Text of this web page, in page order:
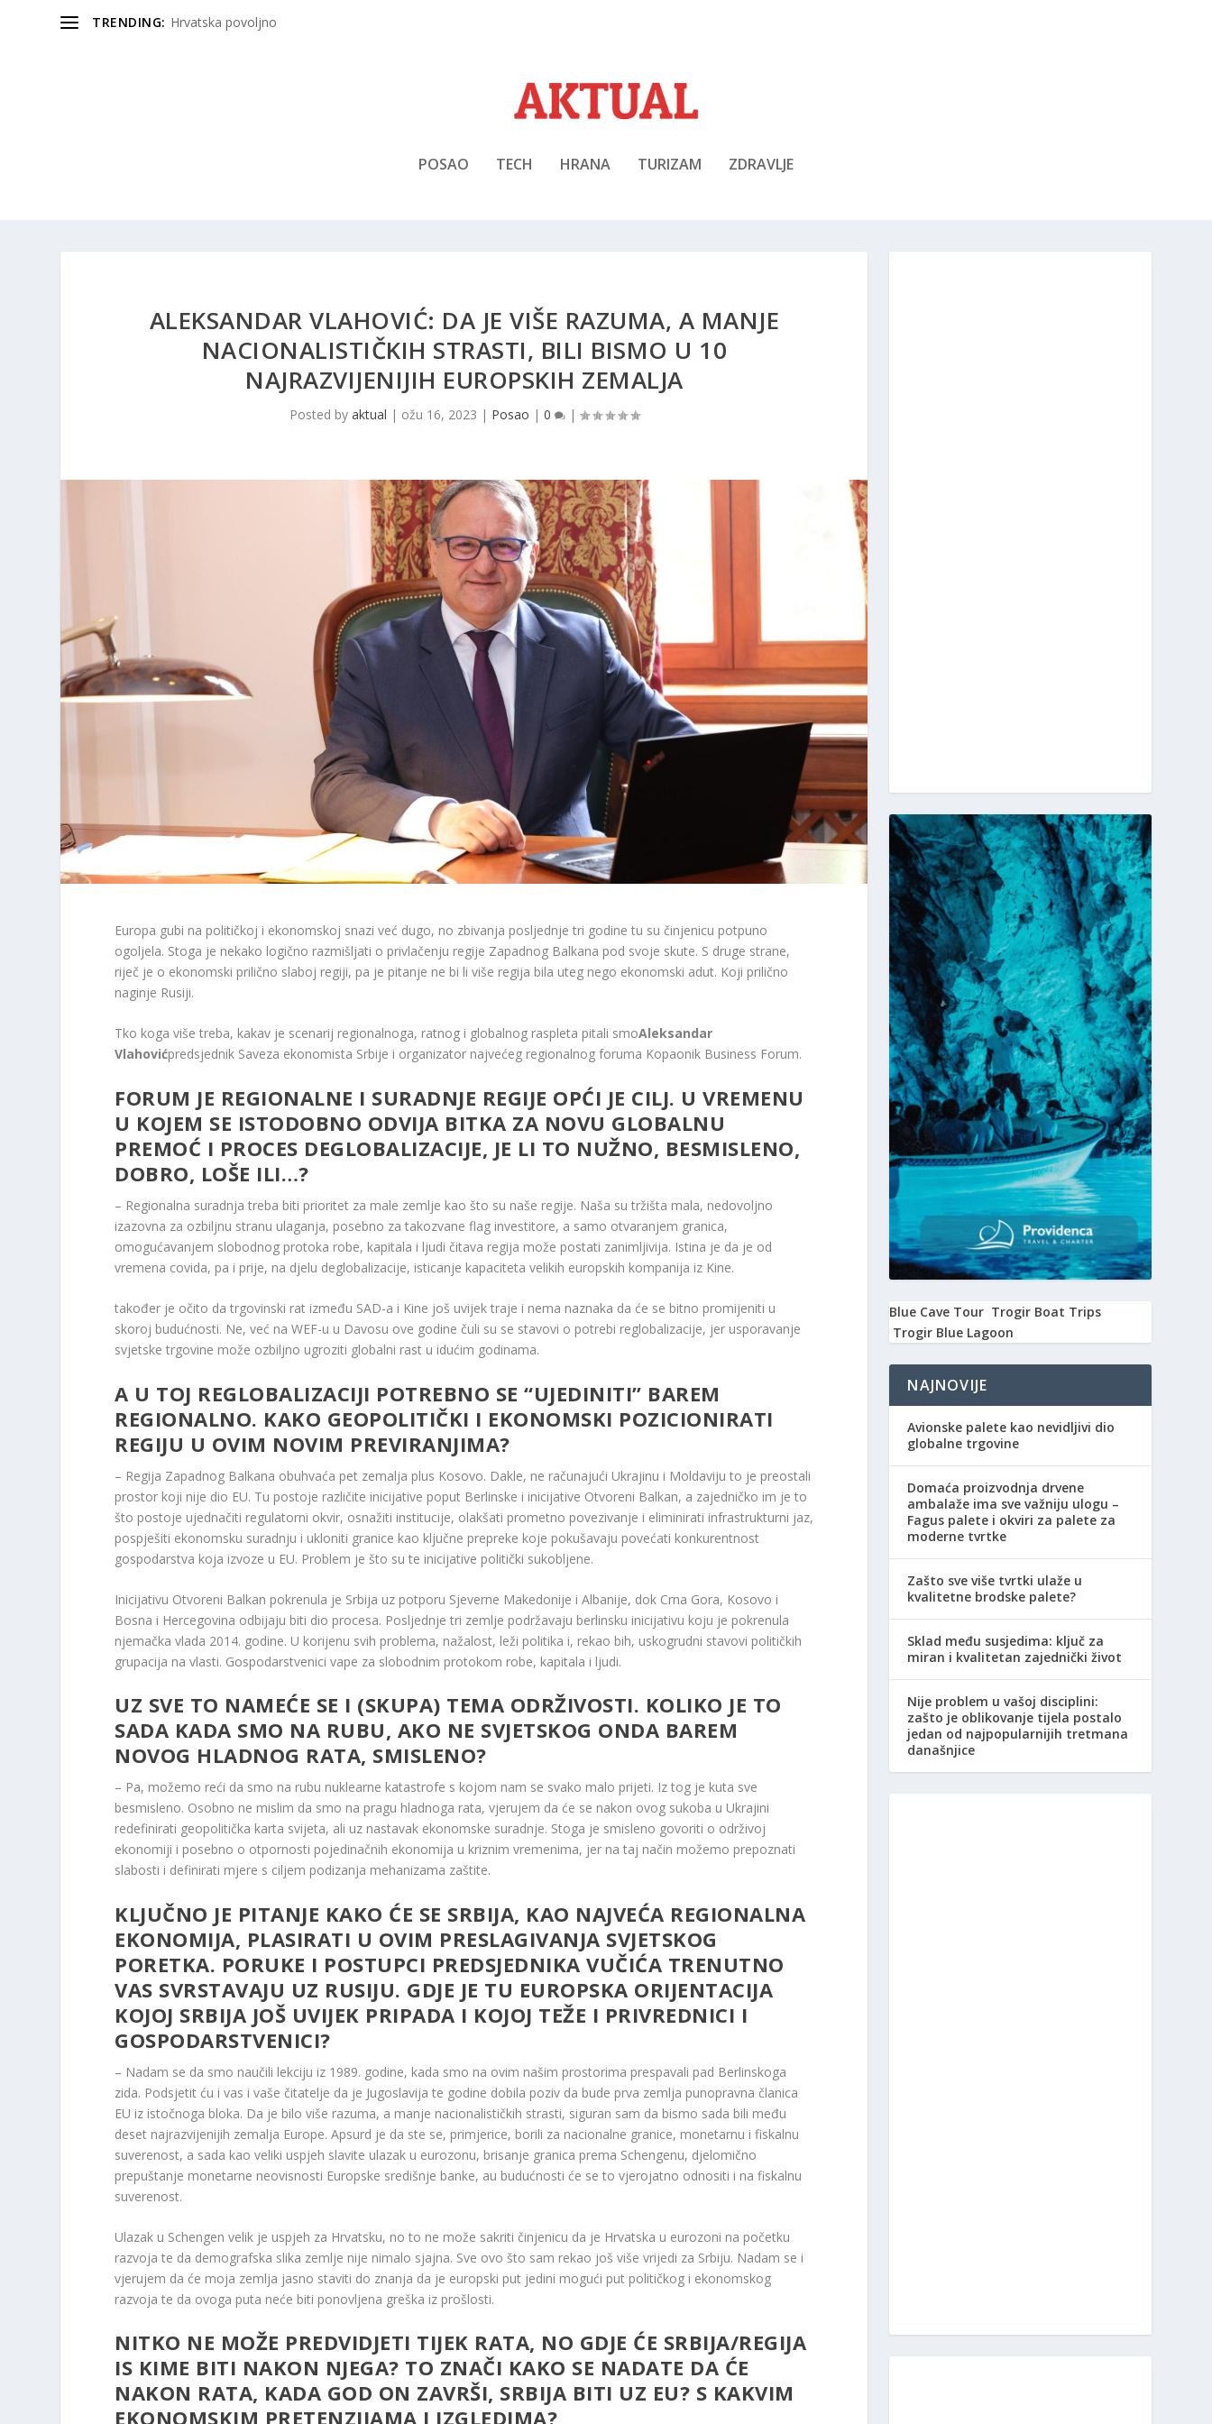
TRENDING: Hrvatska povoljno
POSAO TECH HRANA TURIZAM ZDRAVLJE
ALEKSANDAR VLAHOVIĆ: DA JE VIŠE RAZUMA, A MANJE
NACIONALISTIČKIH STRASTI, BILI BISMO U 10
NAJRAZVIJENIJIH EUROPSKIH ZEMALJA
Posted by aktual | ožu 16, 2023 | Posao | 0 |
Europa gubi na političkoj i ekonomskoj snazi ​​već dugo, no zbivanja posljednje tri godine tu su činjenicu potpuno
ogoljela. Stoga je nekako logično razmišljati o privlačenju regije Zapadnog Balkana pod svoje skute. S druge strane,
riječ je o ekonomski prilično slaboj regiji, pa je pitanje ne bi li više regija bila uteg nego ekonomski adut. Koji prilično
naginje Rusiji.
Tko koga više treba, kakav je scenarij regionalnoga, ratnog i globalnog raspleta pitali smoAleksandar
Vlahovićpredsjednik Saveza ekonomista Srbije i organizator najvećeg regionalnog foruma Kopaonik Business Forum.
FORUM JE REGIONALNE I SURADNJE REGIJE OPĆI JE CILJ. U VREMENU
U KOJEM SE ISTODOBNO ODVIJA BITKA ZA NOVU GLOBALNU
PREMOĆ I PROCES DEGLOBALIZACIJE, JE LI TO NUŽNO, BESMISLENO,
DOBRO, LOŠE ILI…?
– Regionalna suradnja treba biti prioritet za male zemlje kao što su naše regije. Naša su tržišta mala, nedovoljno
izazovna za ozbiljnu stranu ulaganja, posebno za takozvane flag investitore, a samo otvaranjem granica,
omogućavanjem slobodnog protoka robe, kapitala i ljudi čitava regija može postati zanimljivija. Istina je da je od
vremena covida, pa i prije, na djelu deglobalizacije, isticanje kapaciteta velikih europskih kompanija iz Kine.
također je očito da trgovinski rat između SAD-a i Kine još uvijek traje i nema naznaka da će se bitno promijeniti u
skoroj budućnosti. Ne, već na WEF-u u Davosu ove godine čuli su se stavovi o potrebi reglobalizacije, jer usporavanje
svjetske trgovine može ozbiljno ugroziti globalni rast u idućim godinama.
A U TOJ REGLOBALIZACIJI POTREBNO SE “UJEDINITI” BAREM
REGIONALNO. KAKO GEOPOLITIČKI I EKONOMSKI POZICIONIRATI
REGIJU U OVIM NOVIM PREVIRANJIMA?
– Regija Zapadnog Balkana obuhvaća pet zemalja plus Kosovo. Dakle, ne računajući Ukrajinu i Moldaviju to je preostali
prostor koji nije dio EU. Tu postoje različite inicijative poput Berlinske i inicijative Otvoreni Balkan, a zajedničko im je to
što postoje ujednačiti regulatorni okvir, osnažiti institucije, olakšati prometno povezivanje i eliminirati infrastrukturni jaz,
pospješiti ekonomsku suradnju i ukloniti granice kao ključne prepreke koje pokušavaju povećati konkurentnost
gospodarstva koja izvoze u EU. Problem je što su te inicijative politički sukobljene.
Inicijativu Otvoreni Balkan pokrenula je Srbija uz potporu Sjeverne Makedonije i Albanije, dok Crna Gora, Kosovo i
Bosna i Hercegovina odbijaju biti dio procesa. Posljednje tri zemlje podržavaju berlinsku inicijativu koju je pokrenula
njemačka vlada 2014. godine. U korijenu svih problema, nažalost, leži politika i, rekao bih, uskogrudni stavovi političkih
grupacija na vlasti. Gospodarstvenici vape za slobodnim protokom robe, kapitala i ljudi.
UZ SVE TO NAMEĆE SE I (SKUPA) TEMA ODRŽIVOSTI. KOLIKO JE TO
SADA KADA SMO NA RUBU, AKO NE SVJETSKOG ONDA BAREM
NOVOG HLADNOG RATA, SMISLENO?
– Pa, možemo reći da smo na rubu nuklearne katastrofe s kojom nam se svako malo prijeti. Iz tog je kuta sve
besmisleno. Osobno ne mislim da smo na pragu hladnoga rata, vjerujem da će se nakon ovog sukoba u Ukrajini
redefinirati geopolitička karta svijeta, ali uz nastavak ekonomske suradnje. Stoga je smisleno govoriti o održivoj
ekonomiji i posebno o otpornosti pojedinačnih ekonomija u kriznim vremenima, jer na taj način možemo prepoznati
slabosti i definirati mjere s ciljem podizanja mehanizama zaštite.
KLJUČNO JE PITANJE KAKO ĆE SE SRBIJA, KAO NAJVEĆA REGIONALNA
EKONOMIJA, PLASIRATI U OVIM PRESLAGIVANJA SVJETSKOG
PORETKA. PORUKE I POSTUPCI PREDSJEDNIKA VUČIĆA TRENUTNO
VAS SVRSTAVAJU UZ RUSIJU. GDJE JE TU EUROPSKA ORIJENTACIJA
KOJOJ SRBIJA JOŠ UVIJEK PRIPADA I KOJOJ TEŽE I PRIVREDNICI I
GOSPODARSTVENICI?
– Nadam se da smo naučili lekciju iz 1989. godine, kada smo na ovim našim prostorima prespavali pad Berlinskoga
zida. Podsjetit ću i vas i vaše čitatelje da je Jugoslavija te godine dobila poziv da bude prva zemlja punopravna članica
EU iz istočnoga bloka. Da je bilo više razuma, a manje nacionalističkih strasti, siguran sam da bismo sada bili među
deset najrazvijenijih zemalja Europe. Apsurd je da ste se, primjerice, borili za nacionalne granice, monetarnu i fiskalnu
suverenost, a sada kao veliki uspjeh slavite ulazak u eurozonu, brisanje granica prema Schengenu, djelomično
prepuštanje monetarne neovisnosti Europske središnje banke, au budućnosti će se to vjerojatno odnositi i na fiskalnu
suverenost.
Ulazak u Schengen velik je uspjeh za Hrvatsku, no to ne može sakriti činjenicu da je Hrvatska u eurozoni na početku
razvoja te da demografska slika zemlje nije nimalo sjajna. Sve ovo što sam rekao još više vrijedi za Srbiju. Nadam se i
vjerujem da će moja zemlja jasno staviti do znanja da je europski put jedini mogući put političkog i ekonomskog
razvoja te da ovoga puta neće biti ponovljena greška iz prošlosti.
NITKO NE MOŽE PREDVIDJETI TIJEK RATA, NO GDJE ĆE SRBIJA/REGIJA
IS KIME BITI NAKON NJEGA? TO ZNAČI KAKO SE NADATE DA ĆE
NAKON RATA, KADA GOD ON ZAVRŠI, SRBIJA BITI UZ EU? S KAKVIM
EKONOMSKIM PRETENZIJAMA I IZGLEDIMA?
Blue Cave Tour Trogir Boat Trips
Trogir Blue Lagoon
NAJNOVIJE
Avionske palete kao nevidljivi dio
globalne trgovine
Domaća proizvodnja drvene
ambalaže ima sve važniju ulogu –
Fagus palete i okviri za palete za
moderne tvrtke
Zašto sve više tvrtki ulaže u
kvalitetne brodske palete?
Sklad među susjedima: ključ za
miran i kvalitetan zajednički život
Nije problem u vašoj disciplini:
zašto je oblikovanje tijela postalo
jedan od najpopularnijih tretmana
današnjice